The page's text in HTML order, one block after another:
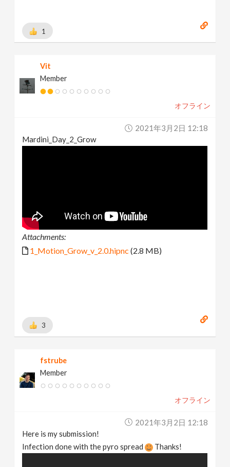
1
Vit
Member
オフライン
2021年3月2日 12:18
Mardini_Day_2_Grow
Attachments:
1_Motion_Grow_v_2.0.hipnc (2.8 MB)
3
fstrube
Member
オフライン
2021年3月2日 12:18
Here is my submission!
Infection done with the pyro spread
Thanks!